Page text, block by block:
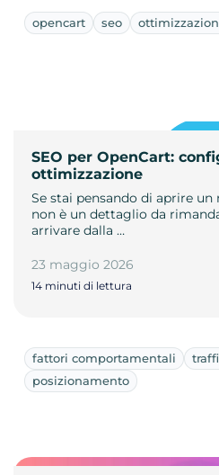
opencart seo
SEO per OpenCart:
ottimizzazione
Se stai pensando di aprire un
non è un dettaglio da
arrivare dalla …
23 maggio 2026
14 minuti di lettura
fattori comportamentali
posizionamento